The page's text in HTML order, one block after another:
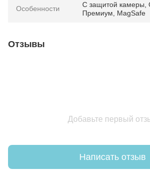
Особенности
С защитой камеры,
Премиум, MagSafe
Отзывы
Добавьте первый
Написать отзыв